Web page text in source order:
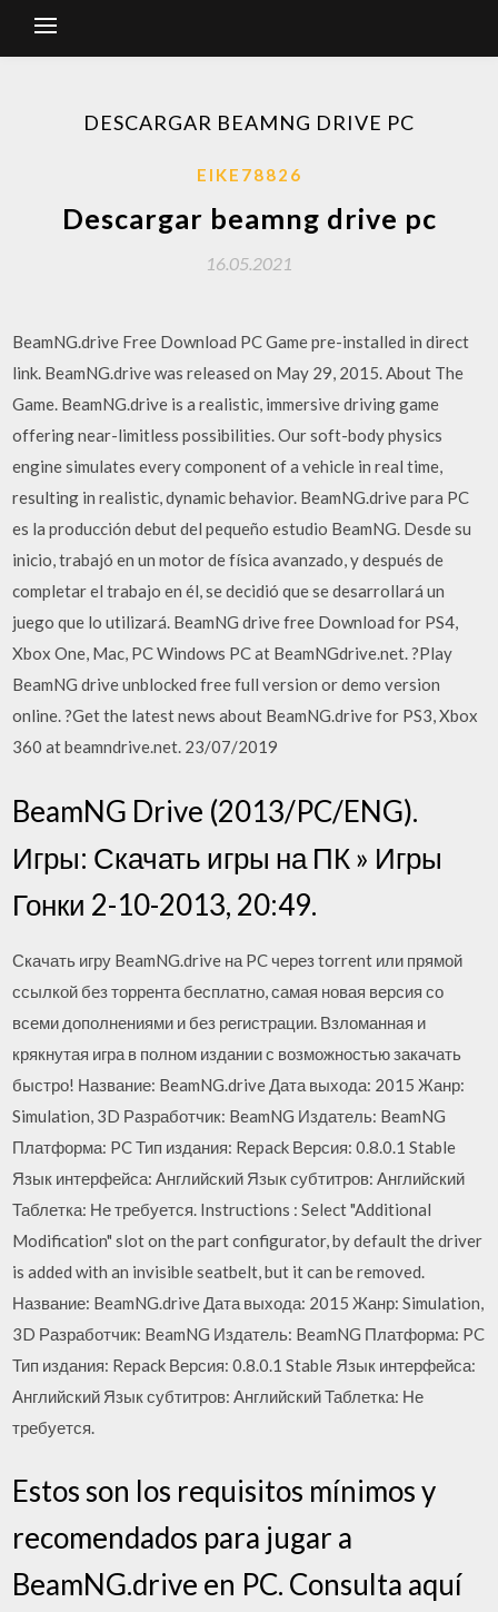
DESCARGAR BEAMNG DRIVE PC
EIKE78826
Descargar beamng drive pc
16.05.2021
BeamNG.drive Free Download PC Game pre-installed in direct
link. BeamNG.drive was released on May 29, 2015. About The
Game. BeamNG.drive is a realistic, immersive driving game
offering near-limitless possibilities. Our soft-body physics
engine simulates every component of a vehicle in real time,
resulting in realistic, dynamic behavior. BeamNG.drive para PC
es la producción debut del pequeño estudio BeamNG. Desde su
inicio, trabajó en un motor de física avanzado, y después de
completar el trabajo en él, se decidió que se desarrollará un
juego que lo utilizará. BeamNG drive free Download for PS4,
Xbox One, Mac, PC Windows PC at BeamNGdrive.net. ?Play
BeamNG drive unblocked free full version or demo version
online. ?Get the latest news about BeamNG.drive for PS3, Xbox
360 at beamndrive.net. 23/07/2019
BeamNG Drive (2013/PC/ENG).
Игры: Скачать игры на ПК » Игры
Гонки 2-10-2013, 20:49.
Скачать игру BeamNG.drive на PC через torrent или прямой
ссылкой без торрента бесплатно, самая новая версия со
всеми дополнениями и без регистрации. Взломанная и
крякнутая игра в полном издании с возможностью закачать
быстро! Название: BeamNG.drive Дата выхода: 2015 Жанр:
Simulation, 3D Разработчик: BeamNG Издатель: BeamNG
Платформа: PC Тип издания: Repack Версия: 0.8.0.1 Stable
Язык интерфейса: Английский Язык субтитров: Английский
Таблетка: Не требуется. Instructions : Select "Additional
Modification" slot on the part configurator, by default the driver
is added with an invisible seatbelt, but it can be removed.
Название: BeamNG.drive Дата выхода: 2015 Жанр: Simulation,
3D Разработчик: BeamNG Издатель: BeamNG Платформа: PC
Тип издания: Repack Версия: 0.8.0.1 Stable Язык интерфейса:
Английский Язык субтитров: Английский Таблетка: Не
требуется.
Estos son los requisitos mínimos y
recomendados para jugar a
BeamNG.drive en PC. Consulta aquí